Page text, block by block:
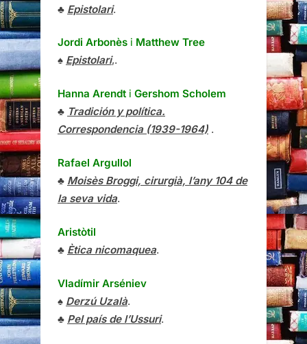
♣ Epistolari.
Jordi Arbonès i Matthew Tree
♠ Epistolari,.
Hanna Arendt i Gershom Scholem
♣ Tradición y política.
Correspondencia (1939-1964) .
Rafael Argullol
♣ Moisès Broggi, cirurgià, l’any 104 de
la seva vida.
Aristòtil
♣ Ètica nicomaquea.
Vladímir Arséniev
♠ Derzú Uzalà.
♣ Pel país de l’Ussuri.